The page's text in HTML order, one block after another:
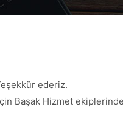
ederiz.
Başak Hizmet